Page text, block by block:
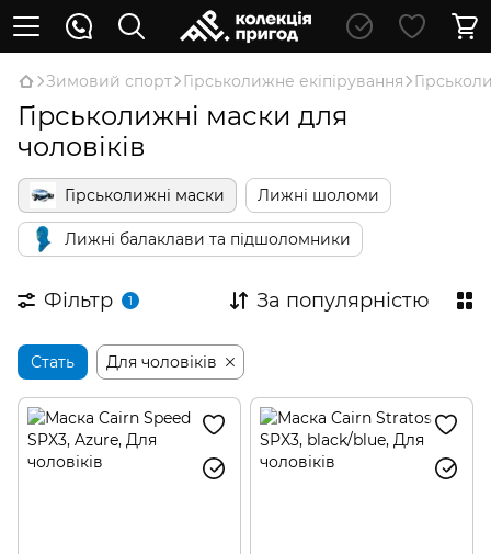
Зимовий спорт Гірськолижне екіпірування
Гірськолижні маски для
чоловіків
Гірськолижні маски Лижні шоломи
Лижні балаклави та підшоломники
Фільтр 1 За популярністю
Стать Для чоловіків